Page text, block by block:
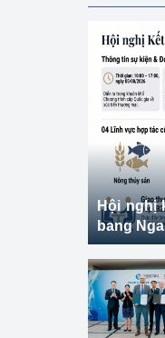
Hội nghị
bang